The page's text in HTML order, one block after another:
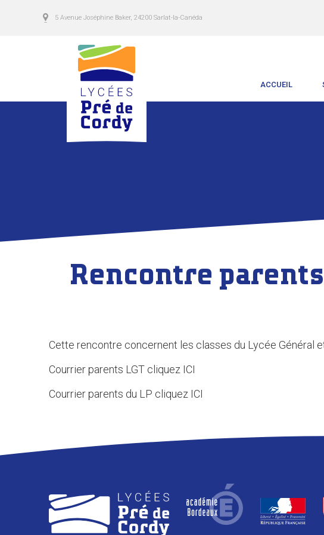
5 Avenue Joséphine Baker, 24200 Sarlat-la-Canéda
ACCUEIL
Rencontre
Cette rencontre concernent les classes du Lycée Général
Courrier parents LGT cliquez ICI
Courrier parents du LP cliquez ICI